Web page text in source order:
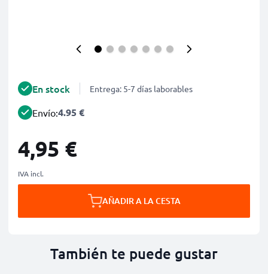
En stock Entrega: 5-7 días laborables
Envío:4.95 €
4,95 €
IVA incl.
AÑADIR A LA CESTA
También te puede gustar